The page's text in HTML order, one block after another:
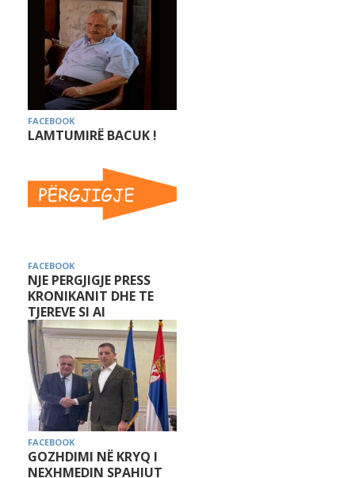
FACEBOOK
LAMTUMIRË BACUK !
FACEBOOK
NJE PERGJIGJE PRESS
KRONIKANIT DHE TE
TJEREVE SI AI
FACEBOOK
GOZHDIMI NË KRYQ I
NEXHMEDIN SPAHIUT